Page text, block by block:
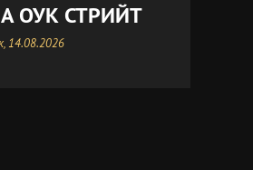
ОУК СТРИЙТ
14.08.2026